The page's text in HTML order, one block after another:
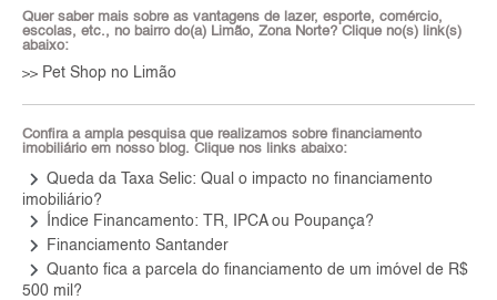
Quer saber mais sobre as vantagens de lazer, esporte, comércio,
escolas, etc., no bairro do(a) Limão, Zona Norte? Clique no(s) link(s)
abaixo:
>> Pet Shop no Limão
Confira a ampla pesquisa que realizamos sobre financiamento
imobiliário em nosso blog. Clique nos links abaixo:
keyboard_arrow_right Queda da Taxa Selic: Qual o impacto no financiamento
imobiliário?
keyboard_arrow_right Índice Financamento: TR, IPCA ou Poupança?
keyboard_arrow_right Financiamento Santander
keyboard_arrow_right Quanto fica a parcela do financiamento de um imóvel de R$
500 mil?